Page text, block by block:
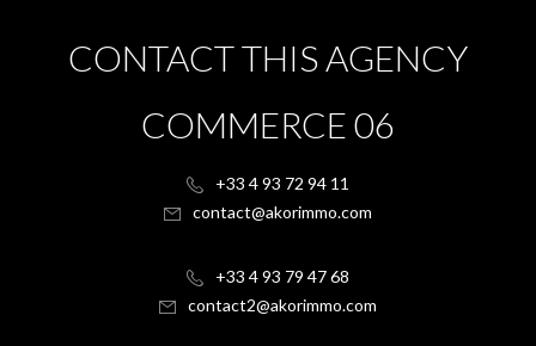
CONTACT THIS AGENCY
COMMERCE 06
+33 4 93 72 94 11
contact@akorimmo.com
+33 4 93 79 47 68
contact2@akorimmo.com